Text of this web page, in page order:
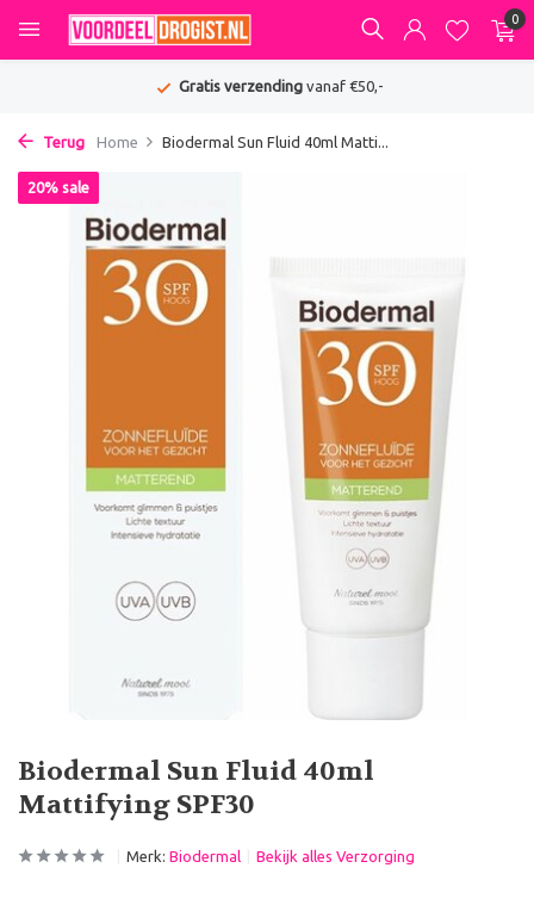
0
Gratis verzendingvanaf €50,-
Terug Home Biodermal Sun Fluid 40ml Matti...
Biodermal Sun Fluid 40ml
Mattifying SPF30
20% sale
Merk: Biodermal Bekijk alles Verzorging